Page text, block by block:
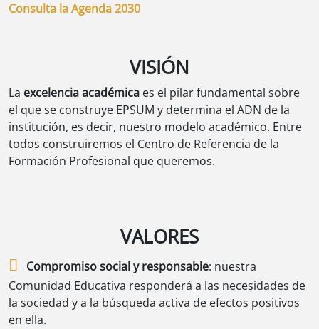
Consulta la Agenda 2030
VISIÓN
La excelencia académica es el pilar fundamental sobre
el que se construye EPSUM y determina el ADN de la
institución, es decir, nuestro modelo académico. Entre
todos construiremos el Centro de Referencia de la
Formación Profesional que queremos.
VALORES
Compromiso social y responsable: nuestra
Comunidad Educativa responderá a las necesidades de
la sociedad y a la búsqueda activa de efectos positivos
en ella.